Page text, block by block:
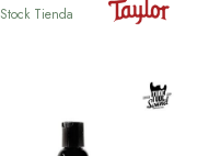
Stock Tienda